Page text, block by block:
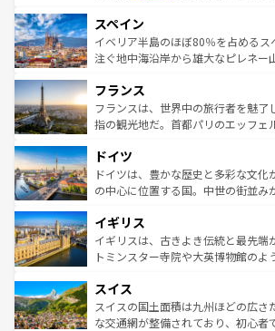
ろん、トスカーナの美しい田園風景
景など、自然景観も見逃せない。観
ピザやパスタなど、絶品のイタリア
ませてくれるイタリアで、忘れられ
なお、新着のイタリア情報はコンテ
しい。
スペイン
イベリア半島のほぼ80％を占めるス
注ぐ地中海沿岸から雄大なピレネー
文化が根付くこの国では、情熱的な
れる闘牛、そして美味しいタパスが
る。首都マドリードの洗練された雰
の城塞都市、穏やかなビーチリゾー
せる。地方によって風土や気候が異
性で訪れる人を
フランス
フランスは、世界中の旅行者を魅了
指の観光地だ。首都パリのエッフェ
で、幅広い魅力が詰まっている。華
聖堂、美しいビーチ、そして豊かな
から魅了する。また、フランスは美
いる。シャンパンの発祥地であるラ
香り高いラベンダー畑など、多彩な
らに、パリ以外の地域にも魅力が溢
れる地方に足を運ぶとそれぞれで全
きるだろう。 なお、新着のフラ
を参照してほしい。
ドイツ
ドイツは、豊かな歴史と多彩な文化
の中心に位置する国。中世の街並み
顔を持つこの国は、どこを歩いても
ルリンの文化的活気、バイエルン州
してライン川沿いのワイン畑といっ
は、お酒好きな人にはぜひ体験してほしい。 な
ドイツ情報はコンテンツ一覧を参照
イギリス
イギリスは、古きよき伝統と最先端
トミンスター寺院や大英博物館のよ
リアごとに異なる魅力がある。また
ティー、ビール好きにはたまらない
戦など、本場だからこそできる体験
スイス
スイスの国土面積は九州ほどの広さ
な交通網が整備されており、初心者